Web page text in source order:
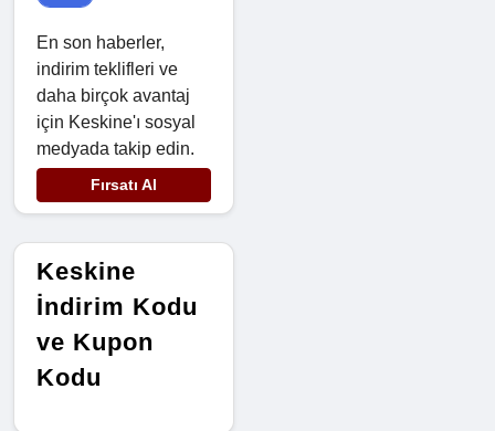
En son haberler,
indirim teklifleri ve
daha birçok avantaj
için Keskine'ı sosyal
medyada takip edin.
Fırsatı Al
Keskine
İndirim Kodu
ve Kupon
Kodu